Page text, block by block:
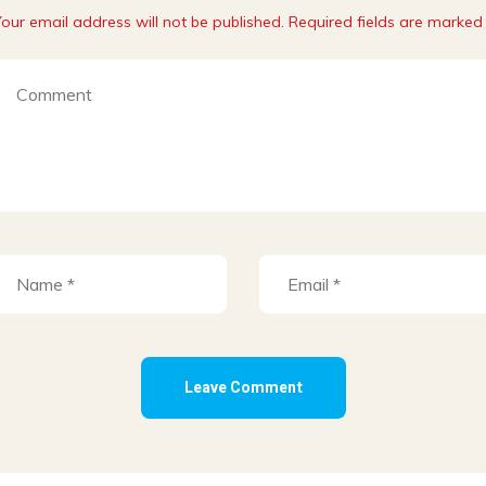
email address will not be published. Required fields are